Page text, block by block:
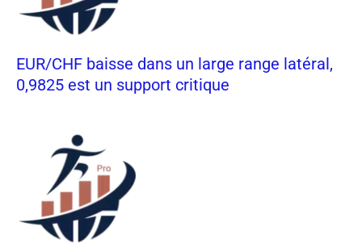
EUR/CHF baisse dans un large range latéral,
0,9825 est un support critique